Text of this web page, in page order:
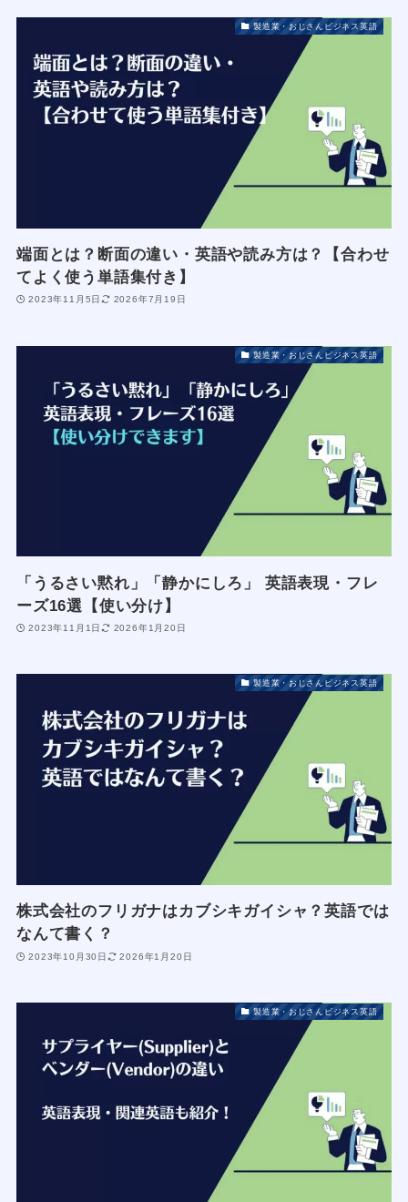
製造業・おじさんビジネス英語
端面とは？断面の違い・英語や読み方は？【合わせ
てよく使う単語集付き】
2023年11月5日 2026年7月19日
製造業・おじさんビジネス英語
「うるさい黙れ」「静かにしろ」 英語表現・フレ
ーズ16選【使い分け】
2023年11月1日 2026年1月20日
製造業・おじさんビジネス英語
株式会社のフリガナはカブシキガイシャ？英語では
なんて書く？
2023年10月30日 2026年1月20日
製造業・おじさんビジネス英語